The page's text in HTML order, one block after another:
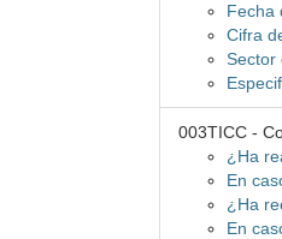
Fecha
Cifra
Sector
003TICC -
¿Ha
En
¿Ha
En